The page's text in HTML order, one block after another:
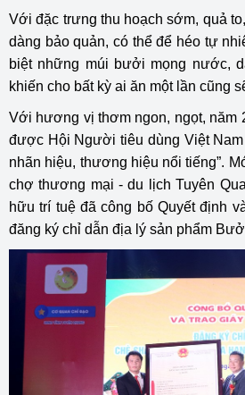
Với đặc trưng thu hoạch sớm, quả
dàng bảo quản, có thể để héo tự
biệt những múi bưởi mọng nước,
khiến cho bất kỳ ai ăn một lần cũng
Với hương vị thơm ngon, ngọt, năm
được Hội Người tiêu dùng Việt Nam
nhãn hiệu, thương hiệu nổi tiếng”.
chợ thương mại - du lịch Tuyên
hữu trí tuệ đã công bố Quyết định
đăng ký chỉ dẫn địa lý sản phẩm